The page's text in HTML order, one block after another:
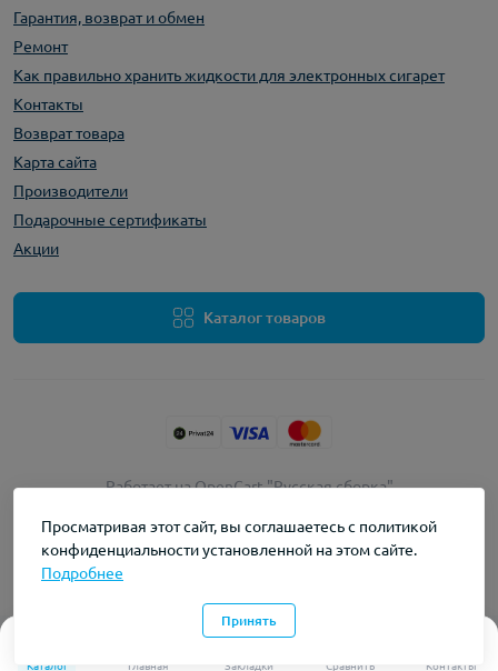
Каталог Главная Закладки
0
Сравнить Контакты
Гарантия, возврат и обмен
Ремонт
Как правильно хранить жидкости для электронных сигарет
Контакты
Возврат товара
Карта сайта
Производители
Подарочные сертификаты
Акции
Каталог товаров
Работает наOpenCart "Русская сборка"
Просматривая этот сайт, вы соглашаетесь с политикой
конфиденциальности установленной на этом сайте.
Подробнее
Принять